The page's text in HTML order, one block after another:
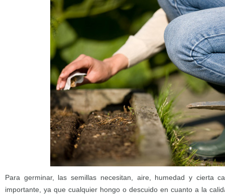
Para germinar, las semillas necesitan, aire, humedad y cierta
importante, ya que cualquier hongo o descuido en cuanto a la